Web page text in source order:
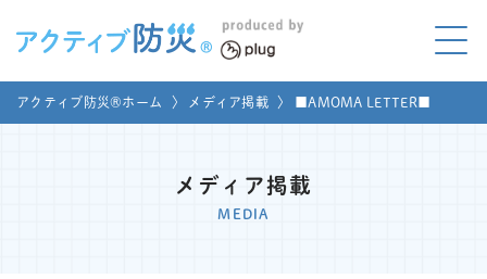
アクティブ防災とは?
アクティブ防災®ホーム 〉 メディア掲載 〉 ■AMOMA LETTER■
メディア掲載
MEDIA